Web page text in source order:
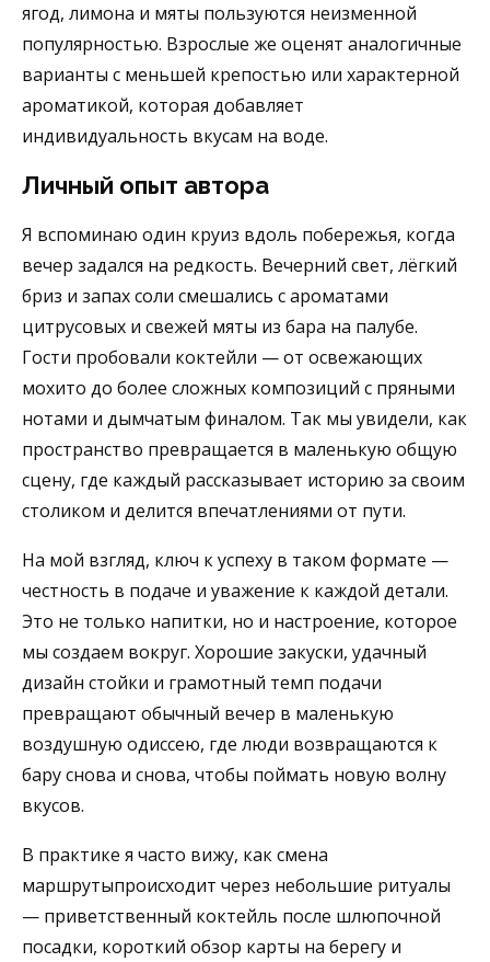
ягод, лимона и мяты пользуются неизменной
популярностью. Взрослые же оценят аналогичные
варианты с меньшей крепостью или характерной
ароматикой, которая добавляет
индивидуальность вкусам на воде.
Личный опыт автора
Я вспоминаю один круиз вдоль побережья, когда
вечер задался на редкость. Вечерний свет, лёгкий
бриз и запах соли смешались с ароматами
цитрусовых и свежей мяты из бара на палубе.
Гости пробовали коктейли — от освежающих
мохито до более сложных композиций с пряными
нотами и дымчатым финалом. Так мы увидели, как
пространство превращается в маленькую общую
сцену, где каждый рассказывает историю за своим
столиком и делится впечатлениями от пути.
На мой взгляд, ключ к успеху в таком формате —
честность в подаче и уважение к каждой детали.
Это не только напитки, но и настроение, которое
мы создаем вокруг. Хорошие закуски, удачный
дизайн стойки и грамотный темп подачи
превращают обычный вечер в маленькую
воздушную одиссею, где люди возвращаются к
бару снова и снова, чтобы поймать новую волну
вкусов.
В практике я часто вижу, как смена
маршрутыпроисходит через небольшие ритуалы
— приветственный коктейль после шлюпочной
посадки, короткий обзор карты на берегу и